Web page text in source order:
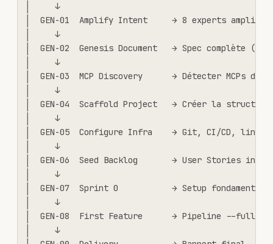
│     ↓
│  GEN-01  Amplify Intent     → 8 experts
│     ↓
│  GEN-02  Genesis Document   → Spec complète
│     ↓
│  GEN-03  MCP Discovery      → Détecter MCPs
│     ↓
│  GEN-04  Scaffold Project   → Créer la
│     ↓
│  GEN-05  Configure Infra    → Git, CI/CD,
│     ↓
│  GEN-06  Seed Backlog       → User Stories
│     ↓
│  GEN-07  Sprint 0           → Setup
│     ↓
│  GEN-08  First Feature      → Pipeline --full
│     ↓